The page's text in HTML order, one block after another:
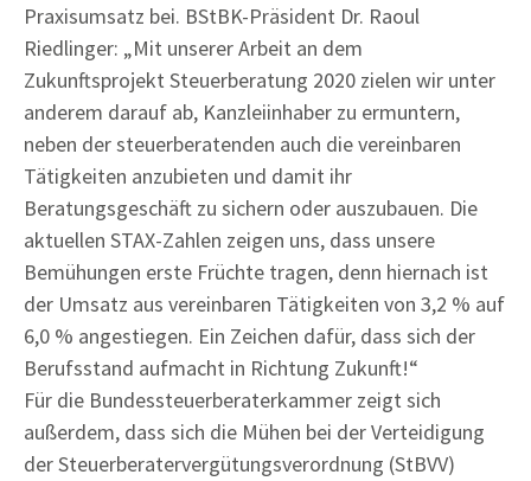
Praxisumsatz bei. BStBK-Präsident Dr. Raoul
Riedlinger: „Mit unserer Arbeit an dem
Zukunftsprojekt Steuerberatung 2020 zielen wir unter
anderem darauf ab, Kanzleiinhaber zu ermuntern,
neben der steuerberatenden auch die vereinbaren
Tätigkeiten anzubieten und damit ihr
Beratungsgeschäft zu sichern oder auszubauen. Die
aktuellen STAX-Zahlen zeigen uns, dass unsere
Bemühungen erste Früchte tragen, denn hiernach ist
der Umsatz aus vereinbaren Tätigkeiten von 3,2 % auf
6,0 % angestiegen. Ein Zeichen dafür, dass sich der
Berufsstand aufmacht in Richtung Zukunft!“
Für die Bundessteuerberaterkammer zeigt sich
außerdem, dass sich die Mühen bei der Verteidigung
der Steuerberatervergütungsverordnung (StBVV)